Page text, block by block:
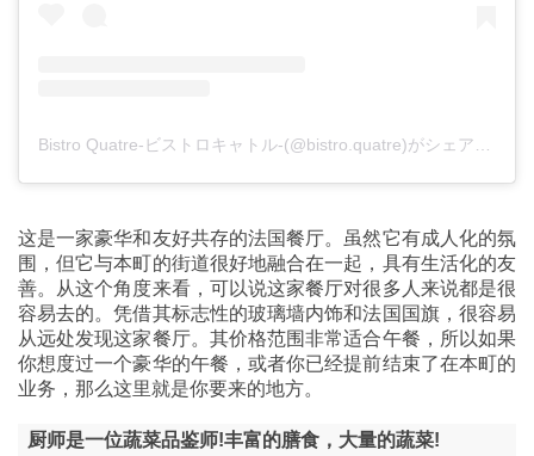
Bistro Quatre-ビストロキャトル-(@bistro.quatre)がシェアした投稿
这是一家豪华和友好共存的法国餐厅。虽然它有成人化的氛
围，但它与本町的街道很好地融合在一起，具有生活化的友
善。从这个角度来看，可以说这家餐厅对很多人来说都是很
容易去的。凭借其标志性的玻璃墙内饰和法国国旗，很容易
从远处发现这家餐厅。其价格范围非常适合午餐，所以如果
你想度过一个豪华的午餐，或者你已经提前结束了在本町的
业务，那么这里就是你要来的地方。
厨师是一位蔬菜品鉴师!丰富的膳食，大量的蔬菜!